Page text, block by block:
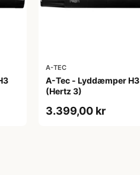
A-TEC
A-Tec - Lyddæmper H3
(Hertz 3)
3.399,00 kr